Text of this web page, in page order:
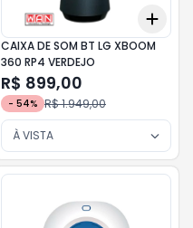
+10 Add
CAIXA DE SOM BT LG XBOOM
360 RP4 VERDEJO
R$ 899,00
- 54% R$ 1.949,00
À VISTA